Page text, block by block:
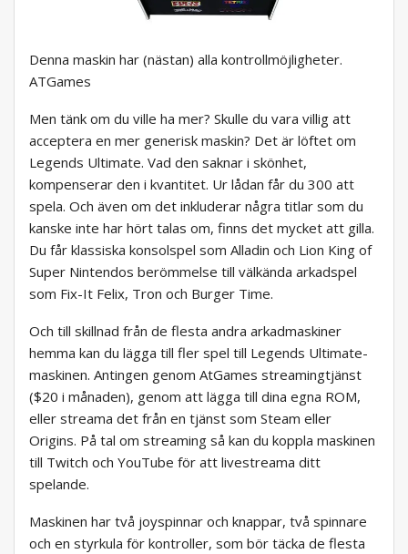
Denna maskin har (nästan) alla kontrollmöjligheter.
ATGames
Men tänk om du ville ha mer? Skulle du vara villig att
acceptera en mer generisk maskin? Det är löftet om
Legends Ultimate. Vad den saknar i skönhet,
kompenserar den i kvantitet. Ur lådan får du 300 att
spela. Och även om det inkluderar några titlar som du
kanske inte har hört talas om, finns det mycket att gilla.
Du får klassiska konsolspel som Alladin och Lion King of
Super Nintendos berömmelse till välkända arkadspel
som Fix-It Felix, Tron och Burger Time.
Och till skillnad från de flesta andra arkadmaskiner
hemma kan du lägga till fler spel till Legends Ultimate-
maskinen. Antingen genom AtGames streamingtjänst
($20 i månaden), genom att lägga till dina egna ROM,
eller streama det från en tjänst som Steam eller
Origins. På tal om streaming så kan du koppla maskinen
till Twitch och YouTube för att livestreama ditt
spelande.
Maskinen har två joyspinnar och knappar, två spinnare
och en styrkula för kontroller, som bör täcka de flesta